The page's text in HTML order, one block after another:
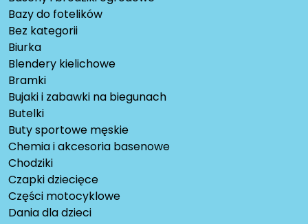
Bazy do fotelików
Bez kategorii
Biurka
Blendery kielichowe
Bramki
Bujaki i zabawki na biegunach
Butelki
Buty sportowe męskie
Chemia i akcesoria basenowe
Chodziki
Czapki dziecięce
Części motocyklowe
Dania dla dzieci